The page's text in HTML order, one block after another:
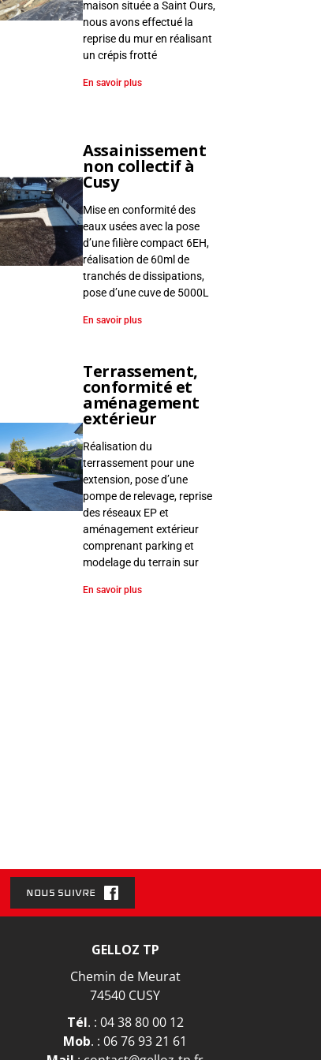
maison située a Saint Ours,
nous avons effectué la
reprise du mur en réalisant
un crépis frotté
En savoir plus
Assainissement
non collectif à
Cusy
Mise en conformité des
eaux usées avec la pose
d’une filière compact 6EH,
réalisation de 60ml de
tranchés de dissipations,
pose d’une cuve de 5000L
En savoir plus
Terrassement,
conformité et
aménagement
extérieur
Réalisation du
terrassement pour une
extension, pose d’une
pompe de relevage, reprise
des réseaux EP et
aménagement extérieur
comprenant parking et
modelage du terrain sur
En savoir plus
NOUS SUIVRE
GELLOZ TP
Chemin de Meurat
74540 CUSY
Tél. : 04 38 80 00 12
Mob. :06 76 93 21 61